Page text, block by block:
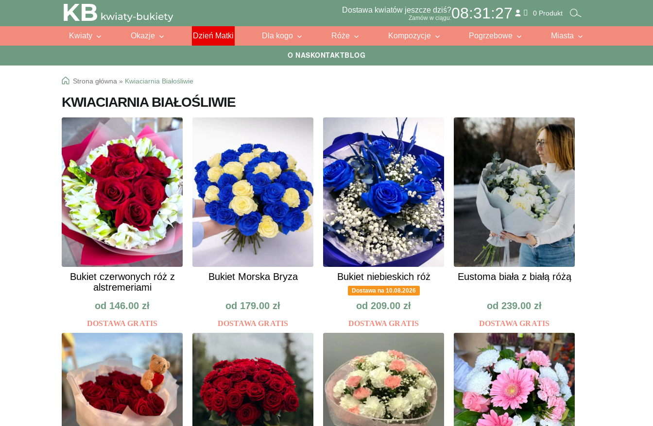
O NASKONTAKTBLOG
Przejdź
do
Przejdź
do
Dostawa kwiatów jeszcze dziś?
Zamów w ciągu:08:31:25 0 Produkt
Kwiaty Okazje Dzień Matki Dla kogo Róże Kompozycje Pogrzebowe Miasta
Strona główna » Kwiaciarnia Białośliwie
KWIACIARNIA BIAŁOŚLIWIE
Bukiet czerwonych róż z
alstremeriami
od 146.00 zł
DOSTAWA GRATIS
Bukiet Morska Bryza
od 179.00 zł
DOSTAWA GRATIS
Bukiet niebieskich róż
Dostawa na 10.08.2026
od 209.00 zł
DOSTAWA GRATIS
Eustoma biała z białą różą
od 239.00 zł
DOSTAWA GRATIS